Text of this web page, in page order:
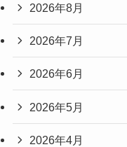
2026年8月
2026年7月
2026年6月
2026年5月
2026年4月